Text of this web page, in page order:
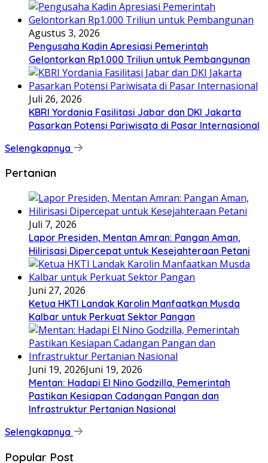
Agustus 3, 2026
Pengusaha Kadin Apresiasi Pemerintah
Gelontorkan Rp1.000 Triliun untuk Pembangunan
Juli 26, 2026
KBRI Yordania Fasilitasi Jabar dan DKI Jakarta
Pasarkan Potensi Pariwisata di Pasar Internasional
Selengkapnya
Pertanian
Juli 7, 2026
Lapor Presiden, Mentan Amran: Pangan Aman,
Hilirisasi Dipercepat untuk Kesejahteraan Petani
Juni 27, 2026
Ketua HKTI Landak Karolin Manfaatkan Musda
Kalbar untuk Perkuat Sektor Pangan
Juni 19, 2026Juni 19, 2026
Mentan: Hadapi El Nino Godzilla, Pemerintah
Pastikan Kesiapan Cadangan Pangan dan
Infrastruktur Pertanian Nasional
Selengkapnya
Popular Post